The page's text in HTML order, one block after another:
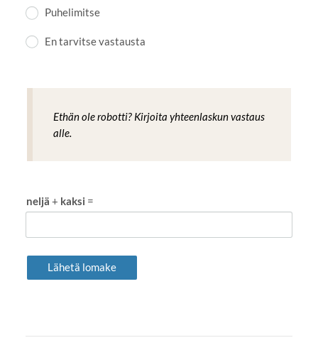
Puhelimitse
En tarvitse vastausta
Ethän ole robotti? Kirjoita yhteenlaskun vastaus
alle.
neljä + kaksi =
Lähetä lomake